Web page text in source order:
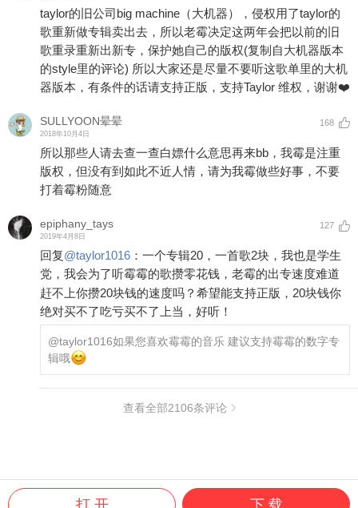
taylor的旧公司big machine（大机器），侵权用了taylor的
歌重新做专辑卖出去，所以老霉决定这两年会把以前的旧
歌重录重新出新专，保护她自己的版权(复制自大机器版本
的style里的评论) 所以大家还是尽量不要听这歌单里的大机
器版本，有条件的话请支持正版，支持Taylor 维权，谢谢❤️
SULLYOON晕晕
2018年10月4日
168
所以那些人请去查一查白嫖什么意思再来bb，我霉是注重
版权，但没有到如此不近人情，请为我霉做些好事，不要
打着霉粉随意
epiphany_tays
2019年4月8日
127
回复@taylor1016 ： 一个专辑20，一首歌2块，我也是学生
党，我会为了听霉霉的歌攒零花钱，老霉的出专速度难道
赶不上你攒20块钱的速度吗？希望能支持正版，20块钱你
绝对买不了吃亏买不了上当，好听！
@taylor1016如果您喜欢霉霉的音乐 建议支持霉霉的数字专
辑哦
查看全部2106条评论
打 开 下 载